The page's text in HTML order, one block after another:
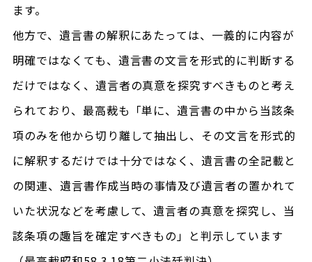
ます。
他方で、遺言書の解釈にあたっては、一義的に内容が
明確ではなくても、遺言書の文言を形式的に判断する
だけではなく、遺言者の真意を探究すべきものと考え
られており、最高裁も「単に、遺言書の中から当該条
項のみを他から切り離して抽出し、その文言を形式的
に解釈するだけでは十分ではなく、遺言書の全記載と
の関連、遺言書作成当時の事情及び遺言者の置かれて
いた状況などを考慮して、遺言者の真意を探究し、当
該条項の趣旨を確定すべきもの」と判示しています